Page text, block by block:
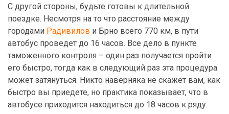
С другой стороны, будьте готовы к длительной
поездке. Несмотря на то что расстояние между
городами Радивилов и Брно всего 770 км, в пути
автобус проведет до 16 часов. Все дело в пункте
таможенного контроля – один раз получается пройти
его быстро, тогда как в следующий раз эта процедура
может затянуться. Никто наверняка не скажет вам, как
быстро вы приедете, но практика показывает, что в
автобусе приходится находиться до 18 часов к ряду.